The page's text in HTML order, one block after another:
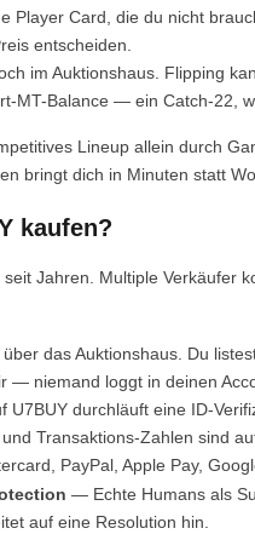
Player Card, die du nicht
entscheiden.
im Auktionshaus. Flipping
MT-Balance — ein Catch-22,
Lineup allein durch
bringt dich in Minuten statt
kaufen?
Jahren. Multiple
das Auktionshaus. Du
— niemand loggt in deinen
durchläuft eine ID-
Transaktions-Zahlen sind
PayPal, Apple Pay,
— Echte Humans als
auf eine Resolution hin.